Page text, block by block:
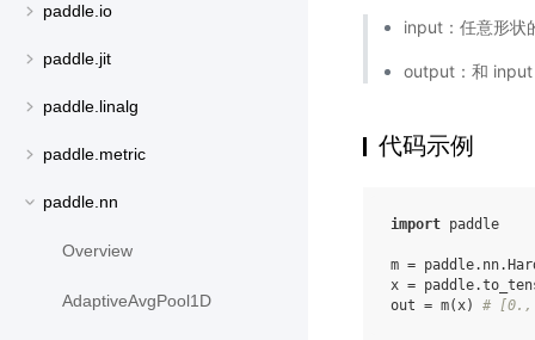
paddle.io
paddle.jit
paddle.linalg
paddle.metric
paddle.nn
Overview
AdaptiveAvgPool1D
input：任意形状
output：和 input
代码示例
import paddle
m = paddle. nn.
x = paddle.
out = m(x) # [0.,